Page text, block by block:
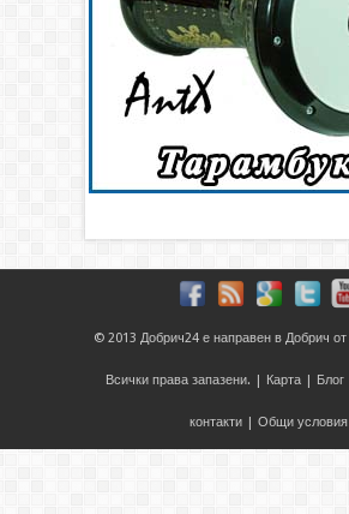
© 2013 Добрич24 е направен в Добрич от
Всички права запазени. | Карта | Блог
контакти | Общи условия